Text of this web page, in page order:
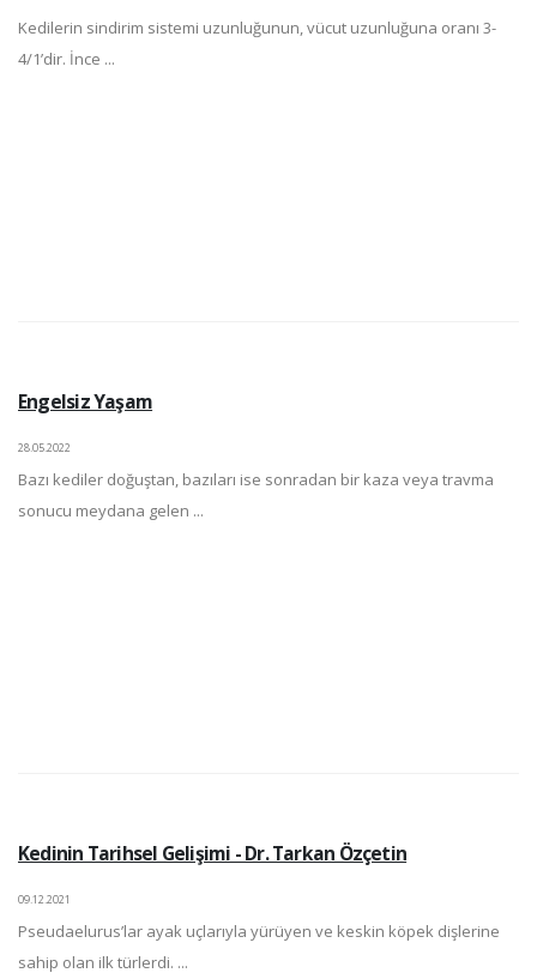
Kedilerin sindirim sistemi uzunluğunun, vücut uzunluğuna oranı 3-
4/1’dir. İnce ...
Engelsiz Yaşam
28.05.2022
Bazı kediler doğuştan, bazıları ise sonradan bir kaza veya travma
sonucu meydana gelen ...
Kedinin Tarihsel Gelişimi - Dr. Tarkan Özçetin
09.12.2021
Pseudaelurus’lar ayak uçlarıyla yürüyen ve keskin köpek dişlerine
sahip olan ilk türlerdi. ...